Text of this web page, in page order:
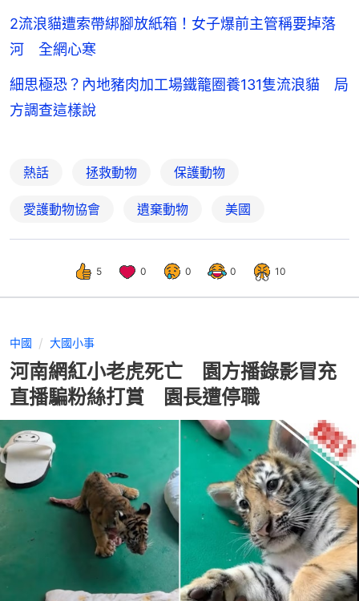
2流浪貓遭索帶綁腳放紙箱！女子爆前主管稱要掉落
河 全網心寒
細思極恐？內地豬肉加工場鐵籠圈養131隻流浪貓 局
方調查這樣說
熱話 拯救動物 保護動物
愛護動物協會 遺棄動物 美國
5 0 0 0 10
中國 大國小事
河南網紅小老虎死亡 園方播錄影冒充
直播騙粉絲打賞 園長遭停職